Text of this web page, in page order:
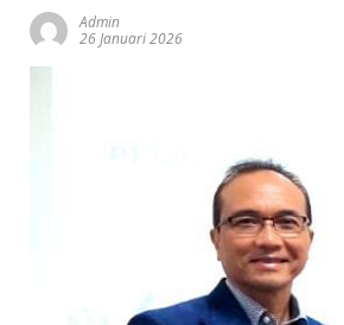
Admin
26 Januari 2026